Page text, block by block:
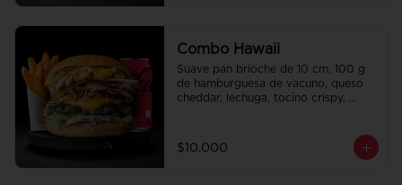
Combo Hawaii
Suave pan brioche de 10 cm, 100 g
de hamburguesa de vacuno, queso
cheddar, lechuga, tocino crispy,
perfectamente condimentadas, salsa
de la casa de regalo a elección y una
$10.000